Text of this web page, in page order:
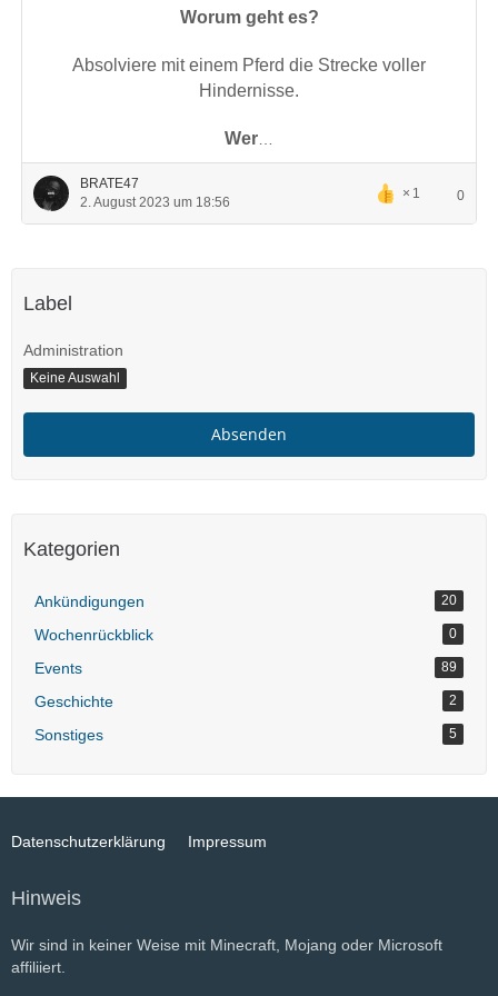
Worum geht es?
Absolviere mit einem Pferd die Strecke voller
Hindernisse.
Wer
BRATE47
2. August 2023 um 18:56
1 0
Label
Administration
Keine Auswahl
Kategorien
Ankündigungen 20
Wochenrückblick 0
Events 89
Geschichte 2
Sonstiges 5
Datenschutzerklärung Impressum
Hinweis
Wir sind in keiner Weise mit Minecraft, Mojang oder Microsoft
affiliiert.